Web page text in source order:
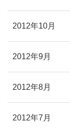
2012年10月
2012年9月
2012年8月
2012年7月